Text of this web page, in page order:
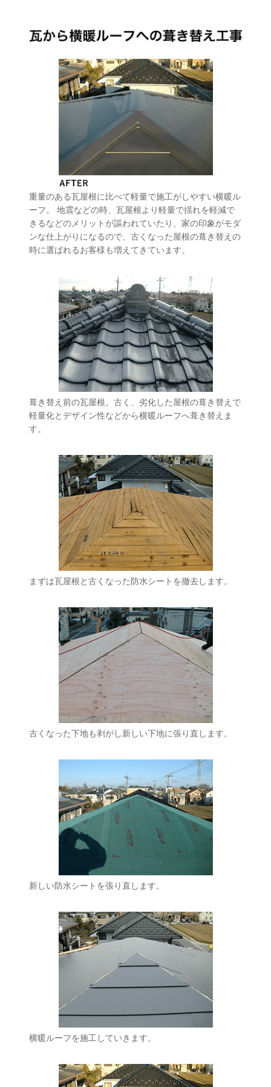
重量のある瓦屋根に比べて軽量で施工がしやすい横暖ル
ーフ。 地震などの時、瓦屋根より軽量で揺れを軽減で
きるなどのメリットが謳われていたり、家の印象がモダ
ンな仕上がりになるので、古くなった屋根の葺き替えの
時に選ばれるお客様も増えてきています。
葺き替え前の瓦屋根。古く、劣化した屋根の葺き替えで
軽量化とデザイン性などから横暖ルーフへ葺き替えま
す。
まずは瓦屋根と古くなった防水シートを撤去します。
古くなった下地も剥がし新しい下地に張り直します。
新しい防水シートを張り直します。
横暖ルーフを施工していきます。